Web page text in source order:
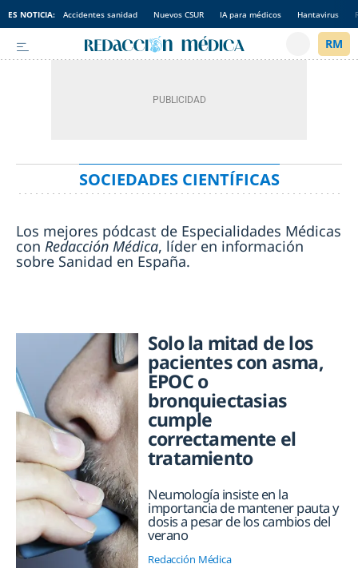
ES NOTICIA: Accidentes sanidad Nuevos CSUR IA para médicos Hantavirus
SOCIEDADES CIENTÍFICAS
Los mejores pódcast de Especialidades Médicas
con Redacción Médica, líder en información
sobre Sanidad en España.
Solo la mitad de los
pacientes con asma,
EPOC o
bronquiectasias
cumple
correctamente el
tratamiento
Neumología insiste en la
importancia de mantener pauta y
dosis a pesar de los cambios del
verano
Redacción Médica